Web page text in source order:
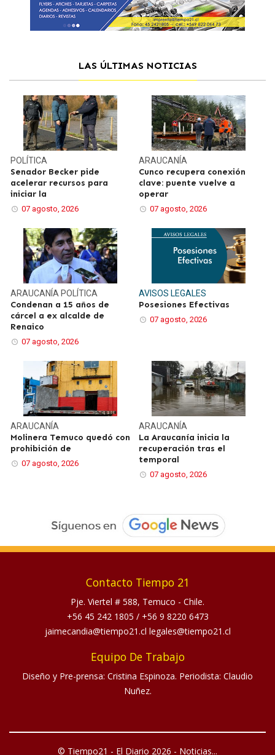
LAS ÚLTIMAS NOTICIAS
POLÍTICA
Senador Becker pide
acelerar recursos para
iniciar la
07 agosto, 2026
ARAUCANÍA
Cunco recupera conexión
clave: puente vuelve a
operar
07 agosto, 2026
ARAUCANÍA POLÍTICA
Condenan a 15 años de
cárcel a ex alcalde de
Renaico
07 agosto, 2026
AVISOS LEGALES
Posesiones Efectivas
07 agosto, 2026
ARAUCANÍA
Molinera Temuco quedó con
prohibición de
07 agosto, 2026
ARAUCANÍA
La Araucanía inicia la
recuperación tras el
temporal
07 agosto, 2026
Contacto Tiempo 21
Pje. Viertel # 588, Temuco - Chile.
+56 45 242 1805 / +56 9 8220 6473
jaimecandia@tiempo21.cl legales@tiempo21.cl
Equipo De Trabajo
Diseño y Pre-prensa: Cristina Espinoza. Periodista: Claudio
Nuñez.
© Tiempo21 - El Diario 2026 - Noticias...